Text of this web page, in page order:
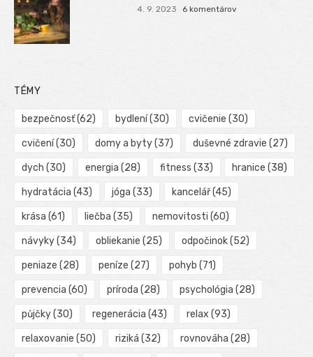
4. 9. 2023 6 komentárov
TÉMY
bezpečnosť(62) bydlení(30) cvičenie (30)
cvičení(30) domy a byty(37) duševné zdravie (27)
dych (30) energia (28) fitness (33) hranice (38)
hydratácia (43) jóga (33) kancelář(45)
krása (61) liečba (35) nemovitosti (60)
návyky(34) obliekanie (25) odpočinok(52)
peniaze (28) peníze (27) pohyb (71)
prevencia (60) príroda (28) psychológia (28)
půjčky(30) regenerácia (43) relax (93)
relaxovanie (50) riziká (32) rovnováha (28)